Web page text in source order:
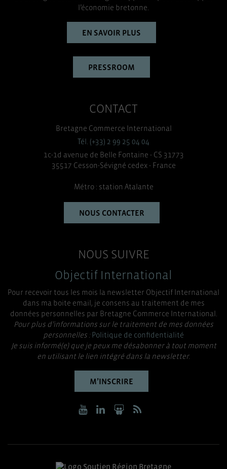
l’économie bretonne.
EN SAVOIR PLUS
PRESSROOM
CONTACT
Bretagne Commerce International
Tél. (+33) 2 99 25 04 04
1c-1d avenue de Belle Fontaine - CS 31773
35517 Cesson-Sévigné cedex - France
Métro : station Atalante
NOUS CONTACTER
NOUS SUIVRE
Objectif International
Pour recevoir tous les mois la newsletter Objectif International
dans ma boite email, je consens au traitement de mes
données personnelles par Bretagne Commerce International.
Pour plus d’informations sur le traitement de mes données
personnelles :Politique de confidentialité
Je suis informé(e) que je peux me désabonner à tout moment
en utilisant le lien intégré dans la newsletter.
M’INSCRIRE